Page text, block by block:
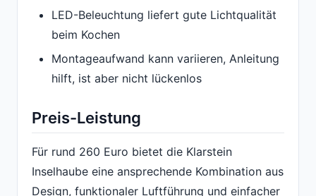
LED-Beleuchtung liefert gute Lichtqualität
beim Kochen
Montageaufwand kann variieren, Anleitung
hilft, ist aber nicht lückenlos
Preis-Leistung
Für rund 260 Euro bietet die Klarstein
Inselhaube eine ansprechende Kombination aus
Design, funktionaler Luftführung und einfacher